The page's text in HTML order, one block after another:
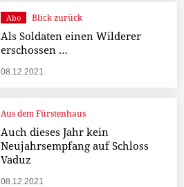
Abo Blick zurück
Als Soldaten einen Wilderer
erschossen …
08.12.2021
Aus dem Fürstenhaus
Auch dieses Jahr kein
Neujahrsempfang auf Schloss
Vaduz
08.12.2021